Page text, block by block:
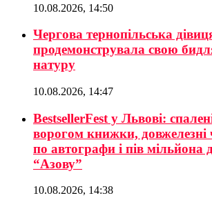
10.08.2026, 14:50
Чергова тернопільська
продемонструвала свою
натуру
10.08.2026, 14:47
BestsellerFest у Львові:
ворогом книжки, довжелезні
по автографи і пів мільйона
“Азову”
10.08.2026, 14:38